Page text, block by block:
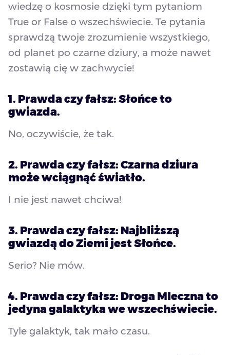
wiedzę o kosmosie dzięki tym pytaniom
True or False o wszechświecie. Te pytania
sprawdzą twoje zrozumienie wszystkiego,
od planet po czarne dziury, a może nawet
zostawią cię w zachwycie!
1. Prawda czy fałsz: Słońce to
gwiazda.
No, oczywiście, że tak.
2. Prawda czy fałsz: Czarna dziura
może wciągnąć światło.
I nie jest nawet chciwa!
3. Prawda czy fałsz: Najbliższą
gwiazdą do Ziemi jest Słońce.
Serio? Nie mów.
4. Prawda czy fałsz: Droga Mleczna to
jedyna galaktyka we wszechświecie.
Tyle galaktyk, tak mało czasu.